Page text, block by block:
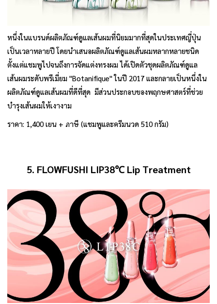
หนึ่งในแบรนด์ผลิตภัณฑ์ดูแลเส้นผมที่นิยมมากที่สุดในประเทศญี่ปุ่น
เป็นเวลาหลายปี โดยนำเสนอผลิตภัณฑ์ดูแลเส้นผมหลากหลายชนิด
ตั้งแต่แชมพูไปจนถึงการจัดแต่งทรงผม ได้เปิดตัวชุดผลิตภัณฑ์ดูแล
เส้นผมระดับพรีเมี่ยม "Botanifique" ในปี 2017 และกลายเป็นหนึ่งใน
ผลิตภัณฑ์ดูแลเส้นผมที่ดีที่สุด มีส่วนประกอบของพฤกษศาสตร์ที่ช่วย
บำรุงเส้นผมให้เงางาม
ราคา: 1,400 เยน + ภาษี (แชมพูและครีมนวด 510 กรัม)
5. FLOWFUSHI LIP38℃ Lip Treatment